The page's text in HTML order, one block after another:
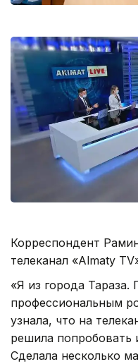
Корреспондент
телеканал «Almaty
«Я из города
профессиональным
узнала, что на
решила попробовать
Сделала несколько